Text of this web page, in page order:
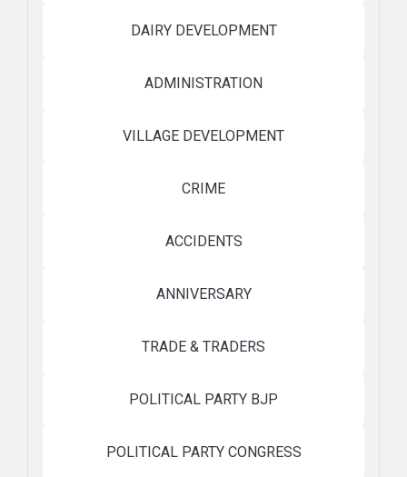
DAIRY DEVELOPMENT
ADMINISTRATION
VILLAGE DEVELOPMENT
CRIME
ACCIDENTS
ANNIVERSARY
TRADE & TRADERS
POLITICAL PARTY BJP
POLITICAL PARTY CONGRESS